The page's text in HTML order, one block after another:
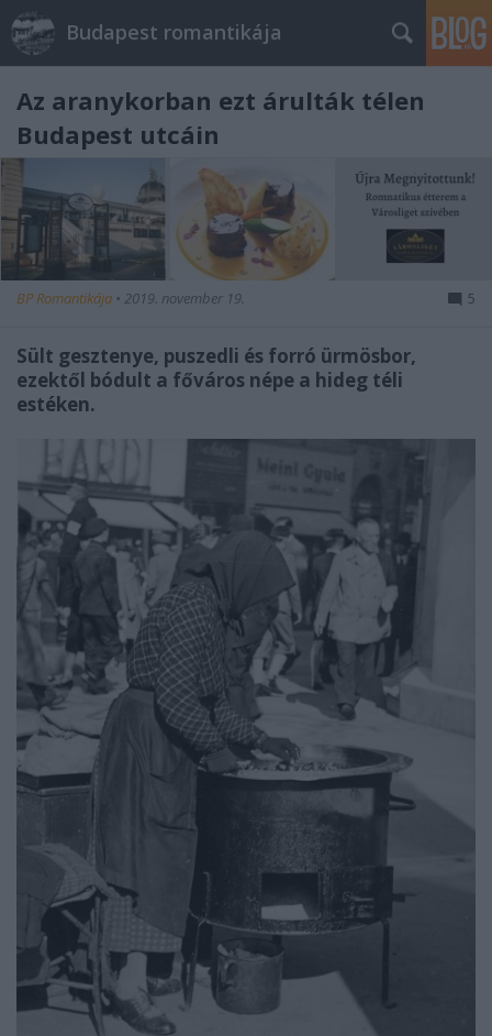
Budapest romantikája
Az aranykorban ezt árulták télen
Budapest utcáin
BP Romantikája • 2019. november 19. 5
Sült gesztenye, puszedli és forró ürmösbor,
ezektől bódult a főváros népe a hideg téli
estéken.